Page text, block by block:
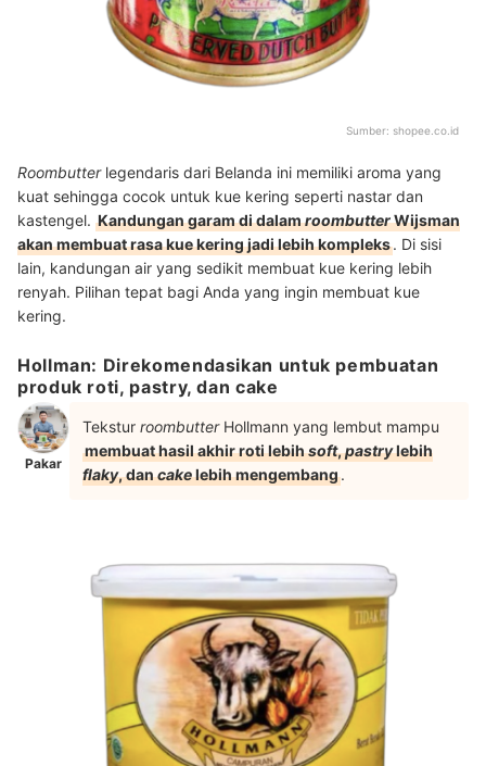
Sumber: shopee.co.id
Roombutterlegendaris dari Belanda ini memiliki aroma yang
kuat sehingga cocok untuk kue kering seperti nastar dan
kastengel. Kandungan garam di dalamroombutterWijsman
akan membuat rasa kue kering jadi lebih kompleks. Di sisi
lain, kandungan air yang sedikit membuat kue kering lebih
renyah. Pilihan tepat bagi Anda yang ingin membuat kue
kering.
Hollman: Direkomendasikan untuk pembuatan
produk roti, pastry, dan cake
Pakar
Tekstur roombutterHollmann yang lembut mampu
membuat hasil akhir roti lebihsoft,pastrylebih
flaky, dancakelebih mengembang.